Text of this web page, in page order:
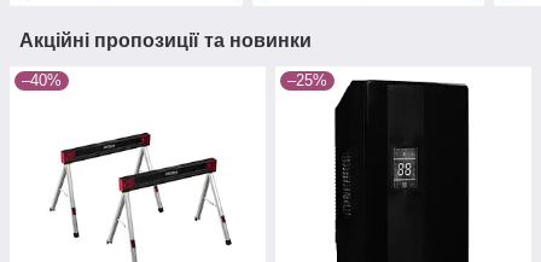
Акційні пропозиції та новинки
–40% –25%